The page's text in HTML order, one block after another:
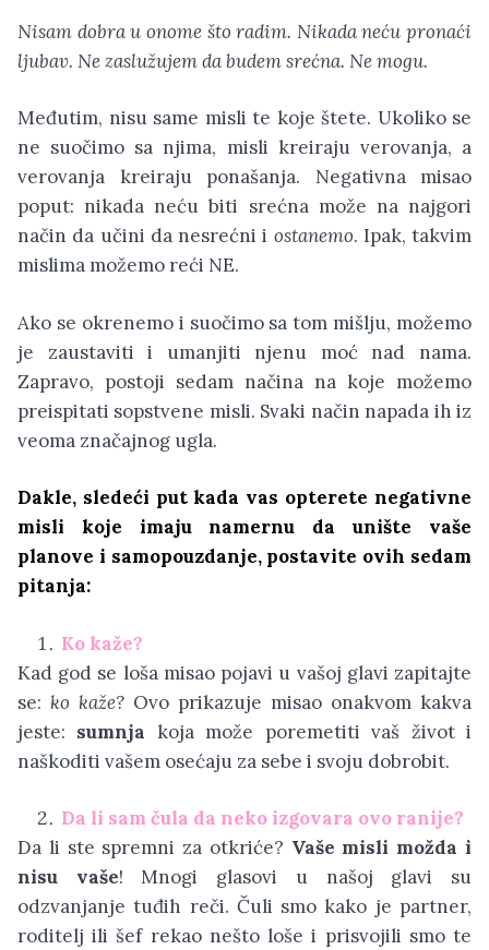
Nisam dobra u onome što radim. Nikada neću pronaći
ljubav. Ne zaslužujem da budem srećna. Ne mogu.
Međutim, nisu same misli te koje štete. Ukoliko se
ne suočimo sa njima, misli kreiraju verovanja, a
verovanja kreiraju ponašanja. Negativna misao
poput: nikada neću biti srećna može na najgori
način da učini da nesrećni i ostanemo. Ipak, takvim
mislima možemo reći NE.
Ako se okrenemo i suočimo sa tom mišlju, možemo
je zaustaviti i umanjiti njenu moć nad nama.
Zapravo, postoji sedam načina na koje možemo
preispitati sopstvene misli. Svaki način napada ih iz
veoma značajnog ugla.
Dakle, sledeći put kada vas opterete negativne
misli koje imaju namernu da unište vaše
planove i samopouzdanje, postavite ovih sedam
pitanja:
Ko kaže?
Kad god se loša misao pojavi u vašoj glavi zapitajte
se: ko kaže? Ovo prikazuje misao onakvom kakva
jeste: sumnja koja može poremetiti vaš život i
naškoditi vašem osećaju za sebe i svoju dobrobit.
Da li sam čula da neko izgovara ovo ranije?
Da li ste spremni za otkriće? Vaše misli možda i
nisu vaše! Mnogi glasovi u našoj glavi su
odzvanjanje tuđih reči. Čuli smo kako je partner,
roditelj ili šef rekao nešto loše i prisvojili smo te